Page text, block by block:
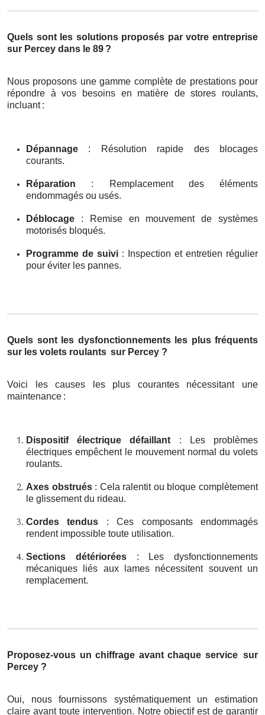
Quels sont les solutions proposés par votre entreprise
sur Percey dans le 89 ?
Nous proposons une gamme complète de prestations pour
répondre à vos besoins en matière de stores roulants,
incluant :
Dépannage : Résolution rapide des blocages
courants.
Réparation : Remplacement des éléments
endommagés ou usés.
Déblocage : Remise en mouvement de systèmes
motorisés bloqués.
Programme de suivi : Inspection et entretien régulier
pour éviter les pannes.
Quels sont les dysfonctionnements les plus fréquents
sur les volets roulants sur Percey ?
Voici les causes les plus courantes nécessitant une
maintenance :
Dispositif électrique défaillant: Les problèmes
électriques empêchent le mouvement normal du volets
roulants.
Axes obstrués: Cela ralentit ou bloque complètement
le glissement du rideau.
Cordes tendus : Ces composants endommagés
rendent impossible toute utilisation.
Sections détériorées: Les dysfonctionnements
mécaniques liés aux lames nécessitent souvent un
remplacement.
Proposez-vous un chiffrage avant chaque service sur
Percey ?
Oui, nous fournissons systématiquement un estimation
claire avant toute intervention. Notre objectif est de garantir